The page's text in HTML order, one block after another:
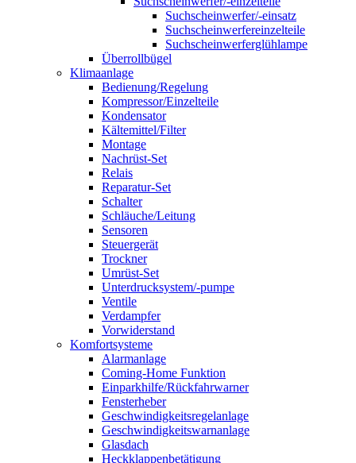
Suchscheinwerfer/-einsatz
Suchscheinwerfereinzelteile
Suchscheinwerferglühlampe
Überrollbügel
Klimaanlage
Bedienung/Regelung
Kompressor/Einzelteile
Kondensator
Kältemittel/Filter
Montage
Nachrüst-Set
Relais
Reparatur-Set
Schalter
Schläuche/Leitung
Sensoren
Steuergerät
Trockner
Umrüst-Set
Unterdrucksystem/-pumpe
Ventile
Verdampfer
Vorwiderstand
Komfortsysteme
Alarmanlage
Coming-Home Funktion
Einparkhilfe/Rückfahrwarner
Fensterheber
Geschwindigkeitsregelanlage
Geschwindigkeitswarnanlage
Glasdach
Heckklappenbetätigung